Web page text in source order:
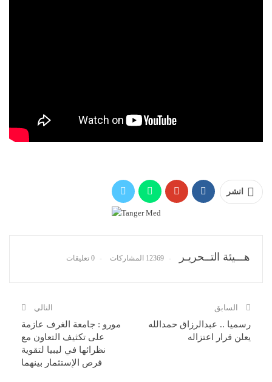
انشر
هـــيئة التــحريـر 12369 المشاركات 0 تعليقات
السابق
رسميا .. عبدالرزاق حمدالله
يعلن قرار اعتزاله
التالي
مورو : جامعة الغرف عازمة
على تكثيف التعاون مع
نظرائها في ليبيا لتقوية
فرص الإستثمار بينهما